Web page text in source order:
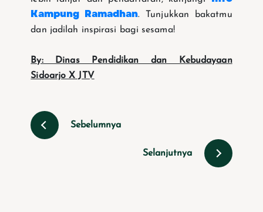
Kampung Ramadhan. Tunjukkan bakatmu
dan jadilah inspirasi bagi sesama!
By: Dinas Pendidikan dan Kebudayaan
Sidoarjo X JTV
Sebelumnya
Selanjutnya